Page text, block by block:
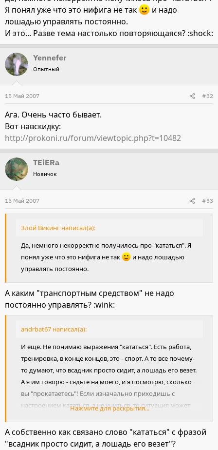
Я понял уже что это нифига не так
и надо
лошадью управлять постоянно.
И это... Разве тема настолько повторяющаяся? :shock:
Yennefer
Опытный
15 Май 2007 #32
Ага. Очень часто бывает.
Вот навскидку:
http://prokoni.ru/forum/viewtopic.php?t=10482
TEiERa
Новичок
15 Май 2007 #33
Злой Викинг написал(а):
Да, немного некорректно получилось про "кататься". Я
понял уже что это нифига не так
и надо лошадью
управлять постоянно.
А каким "транспортным средством" не надо
постоянно управлять? :wink:
andrbat67 написал(а):
И еще. Не понимаю выражения "кататься". Есть работа,
тренировка, в конце концов, это - спорт. А то все почему-
то думают, что всадник просто сидит, а лошадь его везет.
А я им говорю - сядьте на моего, и я посмотрю, сколько
вы "прокатаетесь"! Если изначально приходишь с
настроением кататься, а не учиться, то ситуация может
Нажмите для раскрытия...
А собственно как связано слово "кататься" с фразой
"всадник просто сидит, а лошадь его везет"?